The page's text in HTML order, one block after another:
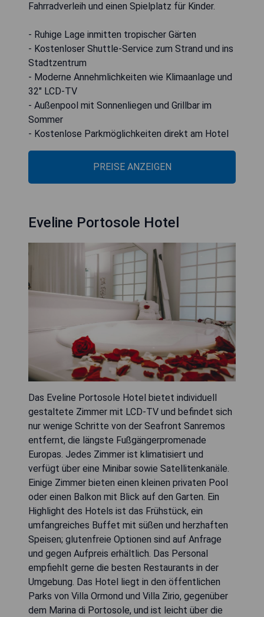
Fahrradverleih und einen Spielplatz für Kinder.
- Ruhige Lage inmitten tropischer Gärten
- Kostenloser Shuttle-Service zum Strand und ins
Stadtzentrum
- Moderne Annehmlichkeiten wie Klimaanlage und
32" LCD-TV
- Außenpool mit Sonnenliegen und Grillbar im
Sommer
- Kostenlose Parkmöglichkeiten direkt am Hotel
PREISE ANZEIGEN
Eveline Portosole Hotel
Das Eveline Portosole Hotel bietet individuell
gestaltete Zimmer mit LCD-TV und befindet sich
nur wenige Schritte von der Seafront Sanremos
entfernt, die längste Fußgängerpromenade
Europas. Jedes Zimmer ist klimatisiert und
verfügt über eine Minibar sowie Satellitenkanäle.
Einige Zimmer bieten einen kleinen privaten Pool
oder einen Balkon mit Blick auf den Garten. Ein
Highlight des Hotels ist das Frühstück, ein
umfangreiches Buffet mit süßen und herzhaften
Speisen; glutenfreie Optionen sind auf Anfrage
und gegen Aufpreis erhältlich. Das Personal
empfiehlt gerne die besten Restaurants in der
Umgebung. Das Hotel liegt in den öffentlichen
Parks von Villa Ormond und Villa Zirio, gegenüber
dem Marina di Portosole, und ist leicht über die